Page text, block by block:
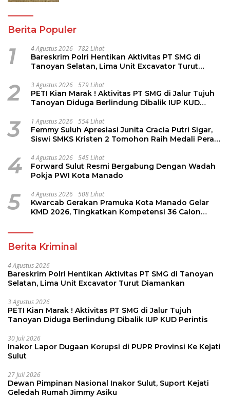
Berita Populer
1 4 Agustus 2026 782 Lihat
Bareskrim Polri Hentikan Aktivitas PT SMG di
Tanoyan Selatan, Lima Unit Excavator Turut
2 3 Agustus 2026 579 Lihat
PETI Kian Marak ! Aktivitas PT SMG di Jalur Tujuh
Tanoyan Diduga Berlindung Dibalik IUP KUD
3 1 Agustus 2026 554 Lihat
Femmy Suluh Apresiasi Junita Cracia Putri Sigar,
Siswi SMKS Kristen 2 Tomohon Raih Medali Perak
4 4 Agustus 2026 545 Lihat
Forward Sulut Resmi Bergabung Dengan Wadah
Pokja PWI Kota Manado
5 4 Agustus 2026 508 Lihat
Kwarcab Gerakan Pramuka Kota Manado Gelar
KMD 2026, Tingkatkan Kompetensi 36 Calon
Berita Kriminal
4 Agustus 2026
Bareskrim Polri Hentikan Aktivitas PT SMG di Tanoyan
Selatan, Lima Unit Excavator Turut Diamankan
3 Agustus 2026
PETI Kian Marak ! Aktivitas PT SMG di Jalur Tujuh
Tanoyan Diduga Berlindung Dibalik IUP KUD Perintis
30 Juli 2026
Inakor Lapor Dugaan Korupsi di PUPR Provinsi Ke Kejati
Sulut
27 Juli 2026
Dewan Pimpinan Nasional Inakor Sulut, Suport Kejati
Geledah Rumah Jimmy Asiku